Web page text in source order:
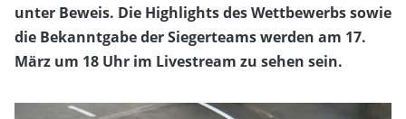
unter Beweis. Die Highlights des Wettbewerbs sowie
die Bekanntgabe der Siegerteams werden am 17.
März um 18 Uhr im Livestream zu sehen sein.